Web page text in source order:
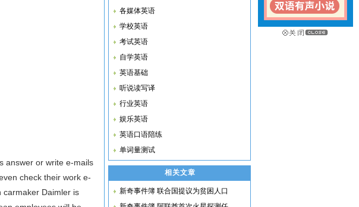
answer or write e-mails
check their work e-
carmaker Daimler is
各媒体英语
学校英语
考试英语
自学英语
英语基础
听说读写译
行业英语
娱乐英语
英语口语陪练
单词量测试
相关文章
新奇事件簿 联合国提议为贫困人口